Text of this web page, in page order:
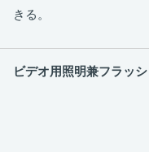
きる。
ビデオ用照明兼フラッ